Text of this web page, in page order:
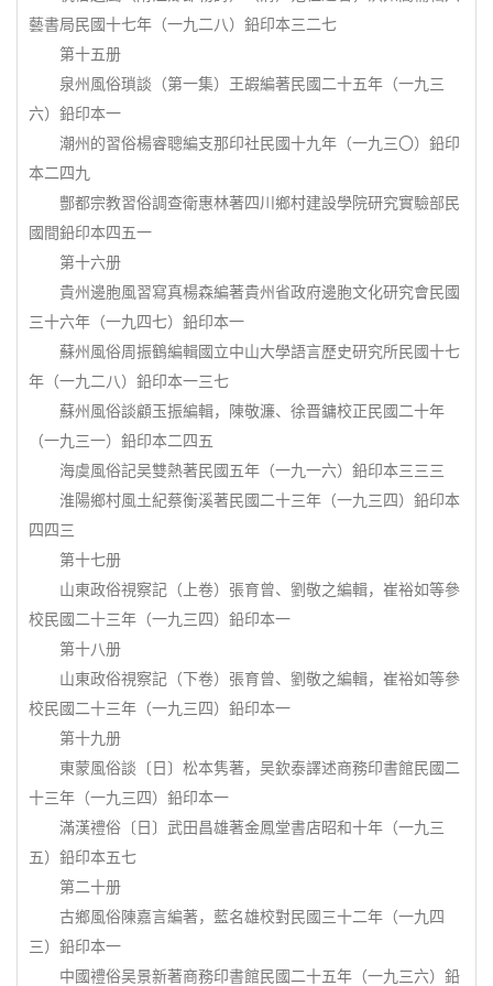
藝書局民國十七年（一九二八）鉛印本三二七
第十五册
泉州風俗瑣談（第一集）王嘏編著民國二十五年（一九三
六）鉛印本一
潮州的習俗楊睿聰編支那印社民國十九年（一九三〇）鉛印
本二四九
酆都宗教習俗調查衛惠林著四川鄉村建設學院研究實驗部民
國間鉛印本四五一
第十六册
貴州邊胞風習寫真楊森編著貴州省政府邊胞文化研究會民國
三十六年（一九四七）鉛印本一
蘇州風俗周振鶴編輯國立中山大學語言歷史研究所民國十七
年（一九二八）鉛印本一三七
蘇州風俗談顧玉振編輯，陳敬濂、徐晋鏞校正民國二十年
（一九三一）鉛印本二四五
海虞風俗記吴雙熱著民國五年（一九一六）鉛印本三三三
淮陽鄉村風土紀蔡衡溪著民國二十三年（一九三四）鉛印本
四四三
第十七册
山東政俗視察記（上卷）張育曾、劉敬之編輯，崔裕如等參
校民國二十三年（一九三四）鉛印本一
第十八册
山東政俗視察記（下卷）張育曾、劉敬之編輯，崔裕如等參
校民國二十三年（一九三四）鉛印本一
第十九册
東蒙風俗談〔日〕松本隽著，吴欽泰譯述商務印書館民國二
十三年（一九三四）鉛印本一
滿漢禮俗〔日〕武田昌雄著金鳳堂書店昭和十年（一九三
五）鉛印本五七
第二十册
古鄉風俗陳嘉言編著，藍名雄校對民國三十二年（一九四
三）鉛印本一
中國禮俗吴景新著商務印書館民國二十五年（一九三六）鉛